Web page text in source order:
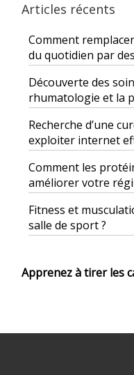
Articles récents
Comment
du quotidien par
Découverte des
rhumatologie et la
Recherche d’une
exploiter internet
Comment les
améliorer votre
Fitness et
salle de sport ?
Apprenez à tirer les